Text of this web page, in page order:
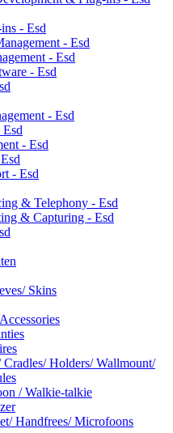
- Esd
- Esd
- Esd
- Esd
- Esd
Esd
- Esd
- Esd
& Telephony - Esd
& Capturing - Esd
Skins
Holders/ Wallmount/
/ Walkie-talkie
Handfrees/ Microfoons